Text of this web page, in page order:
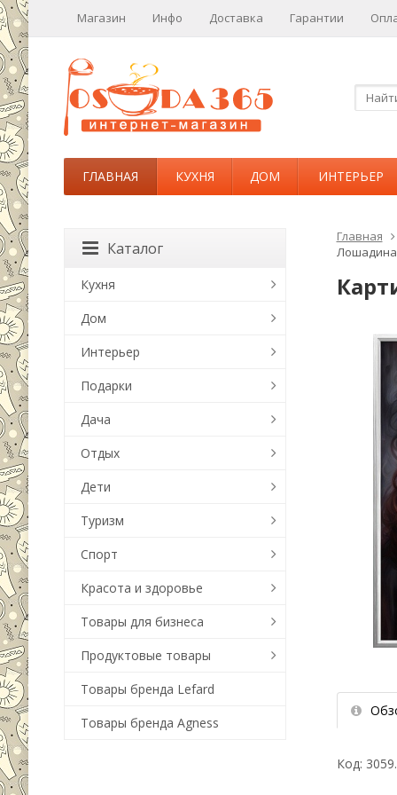
Магазин Инфо Доставка Гарантии
ГЛАВНАЯ КУХНЯ ДОМ ИНТЕРЬЕР
Главная
Код:
Каталог
Кухня
Дом
Интерьер
Подарки
Дача
Отдых
Дети
Туризм
Спорт
Красота и здоровье
Товары для бизнеса
Продуктовые товары
Товары бренда Lefard
Товары бренда Agness